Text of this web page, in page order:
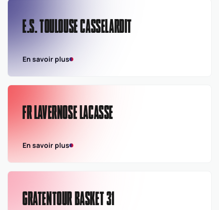
E.S. TOULOUSE CASSELARDIT
En savoir plus
FR LAVERNOSE LACASSE
En savoir plus
GRATENTOUR BASKET 31